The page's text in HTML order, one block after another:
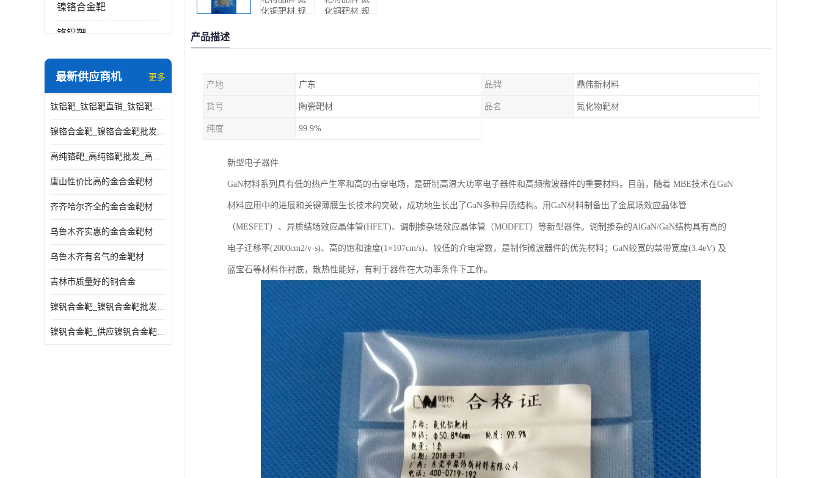
镍铬合金靶
铬铝靶
三氧化铝靶材
铬靶材
镧靶材
最新供应商机 更多
钛铝靶_钛铝靶直销_钛铝靶供应商
镍铬合金靶_镍铬合金靶批发_镍铬合金靶供应商
高纯铬靶_高纯铬靶批发_高纯铬靶厂家
唐山性价比高的金合金靶材
齐齐哈尔齐全的金合金靶材
乌鲁木齐实惠的金合金靶材
乌鲁木齐有名气的金靶材
吉林市质量好的铜合金
镍钒合金靶_镍钒合金靶批发_镍钒合金靶供应商
镍钒合金靶_供应镍钒合金靶_镍钒合金靶厂家
产品描述
产地 广东 品牌 鼎伟新材料
货号 陶瓷靶材 品名 氮化物靶材
纯度 99.9%
新型电子器件
GaN材料系列具有低的热产生率和高的击穿电场，是研制高温大功率电子器件和高频微波器件的重要材料。目前，随着 MBE技术在GaN
材料应用中的进展和关键薄膜生长技术的突破，成功地生长出了GaN多种异质结构。用GaN材料制备出了金属场效应晶体管
（MESFET）、异质结场效应晶体管(HFET)、调制掺杂场效应晶体管（MODFET）等新型器件。调制掺杂的AlGaN/GaN结构具有高的
电子迁移率(2000cm2/v·s)、高的饱和速度(1×107cm/s)、较低的介电常数，是制作微波器件的优先材料；GaN较宽的禁带宽度(3.4eV) 及
蓝宝石等材料作衬底，散热性能好，有利于器件在大功率条件下工作。